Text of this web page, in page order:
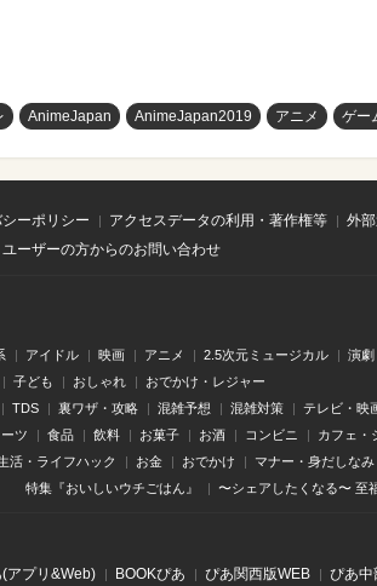
AnimeJapan AnimeJapan2019 アニメ ゲー
ーポリシー アクセスデータの利用・著作権等 外
ーザーの方からのお問い合わせ
アイドル 映画 アニメ 2.5次元ミュージカル 演劇
子ども おしゃれ おでかけ・レジャー
TDS 裏ワザ・攻略 混雑予想 混雑対策 テレビ・映
ツ 食品 飲料 お菓子 お酒 コンビニ カフェ・
活・ライフハック お金 おでかけ マナー・身だしなみ
特集『おいしいウチごはん』 〜シェアしたくなる〜 至
アプリ&Web) BOOKぴあ ぴあ関⻄版WEB ぴあ中